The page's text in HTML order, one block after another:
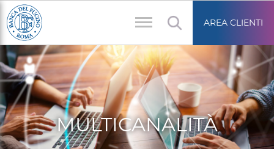
Salta
al
contenuto
principale
Area
AREA CLIENTI
MULTICANALITÀ